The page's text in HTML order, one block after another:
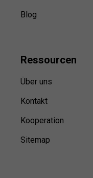
Blog
Ressourcen
Über uns
Kontakt
Kooperation
Sitemap